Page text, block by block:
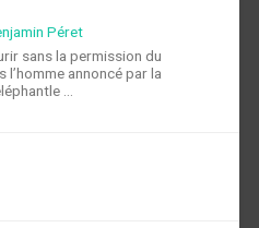
Péret
sans la permission du
annoncé par la
…